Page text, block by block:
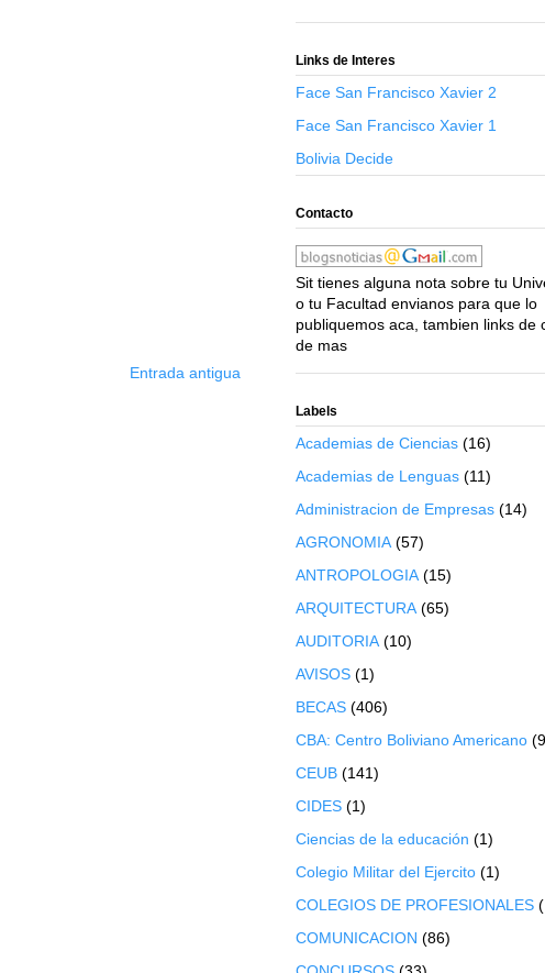
Entrada antigua
Links de Interes
Face San Francisco Xavier 2
Face San Francisco Xavier 1
Bolivia Decide
Contacto
Sit tienes alguna nota sobre tu
o tu Facultad envianos para que lo
publiquemos aca, tambien links de
de mas
Labels
Academias de Ciencias (16)
Academias de Lenguas (11)
Administracion de Empresas (14)
AGRONOMIA (57)
ANTROPOLOGIA (15)
ARQUITECTURA (65)
AUDITORIA (10)
AVISOS (1)
BECAS (406)
CBA: Centro Boliviano Americano
CEUB (141)
CIDES (1)
Ciencias de la educación (1)
Colegio Militar del Ejercito (1)
COLEGIOS DE PROFESIONALES
COMUNICACION (86)